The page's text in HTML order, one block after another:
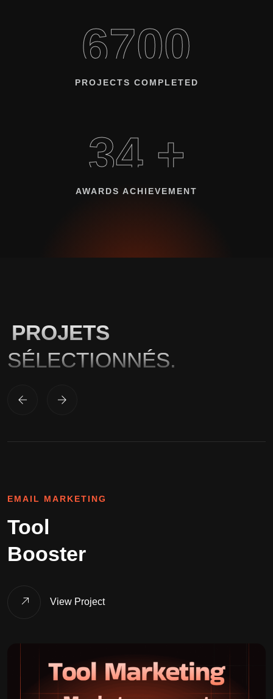
6700
PROJECTS COMPLETED
34 +
AWARDS ACHIEVEMENT
PROJETS
SÉLECTIONNÉS.
EMAIL MARKETING
Tool
Booster
View Project